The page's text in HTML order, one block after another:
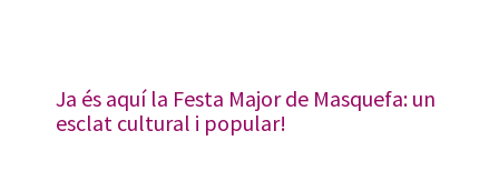
Ja és aquí la Festa Major de Masquefa: un
esclat cultural i popular!